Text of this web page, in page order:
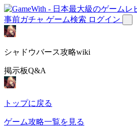
事前ガチャ ゲーム検索 ログイン
シャドウバース攻略wiki
掲示板Q&A
トップに戻る
ゲーム攻略一覧を見る